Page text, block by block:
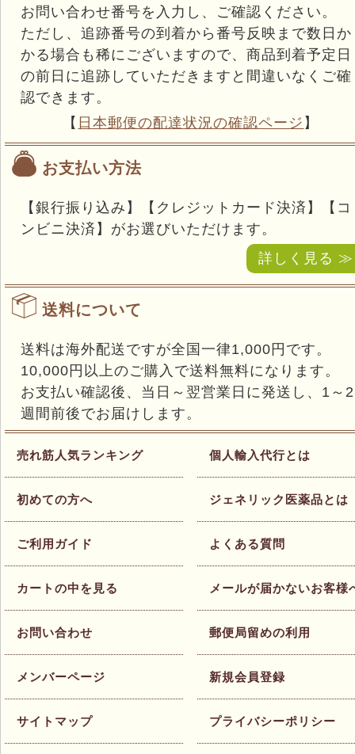
お問い合わせ番号を入力し、ご確認ください。
ただし、追跡番号の到着から番号反映まで数日か
かる場合も稀にございますので、商品到着予定日
の前日に追跡していただきますと間違いなくご確
認できます。
【 日本郵便の配達状況の確認ページ 】
お支払い方法
【銀行振り込み】【クレジットカード決済】【コ
ンビニ決済】がお選びいただけます。
詳しく見る ≫
送料について
送料は海外配送ですが全国一律1,000円です。
10,000円以上のご購入で送料無料になります。
お支払い確認後、当日～翌営業日に発送し、1～2
週間前後でお届けします。
売れ筋人気ランキング
初めての方へ
ご利用ガイド
カートの中を見る
お問い合わせ
メンバーページ
サイトマップ
個人輸入代行とは
ジェネリック医薬品とは
よくある質問
メールが届かないお客様
郵便局留めの利用
新規会員登録
プライバシーポリシー